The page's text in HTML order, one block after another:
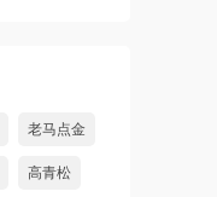
老马点金
高青松